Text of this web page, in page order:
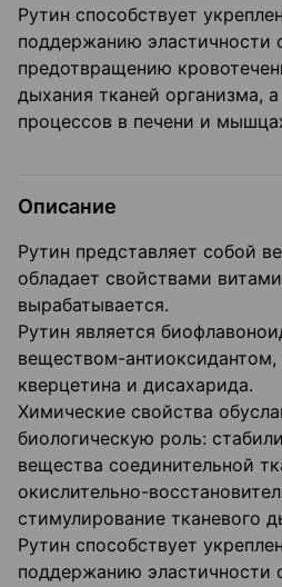
Рутин способствует
поддержанию эластичности
предотвращению
дыхания тканей организма,
процессов в печени и
Описание
Рутин представляет собой
обладает свойствами
вырабатывается.
Рутин является
веществом-антиоксидантом,
кверцетина и дисахарида.
Химические свойства
биологическую роль:
вещества соединительной
окислительно-
стимулирование тканевого
Рутин способствует
поддержанию эластичности